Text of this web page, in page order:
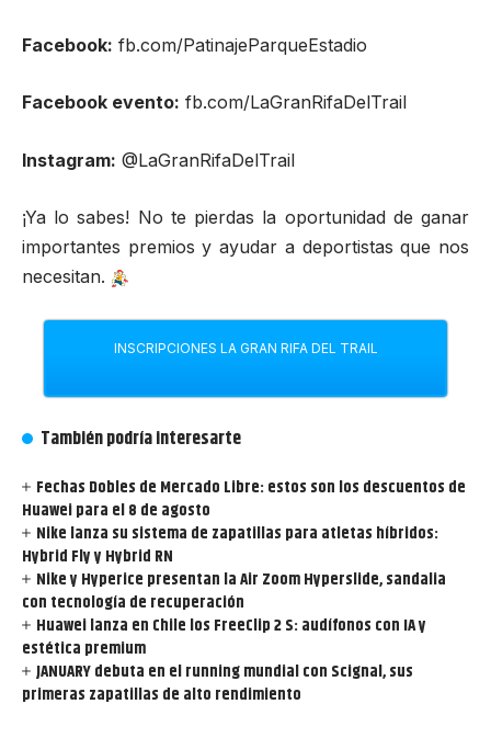
Facebook: fb.com/PatinajeParqueEstadio
Facebook evento: fb.com/LaGranRifaDelTrail
Instagram: @LaGranRifaDelTrail
¡Ya lo sabes! No te pierdas la oportunidad de ganar
importantes premios y ayudar a deportistas que nos
necesitan.
INSCRIPCIONES LA GRAN RIFA DEL TRAIL
También podría interesarte
Fechas Dobles de Mercado Libre: estos son los descuentos de
Huawei para el 8 de agosto
Nike lanza su sistema de zapatillas para atletas híbridos:
Hybrid Fly y Hybrid RN
Nike y Hyperice presentan la Air Zoom Hyperslide, sandalia
con tecnología de recuperación
Huawei lanza en Chile los FreeClip 2 S: audífonos con IA y
estética premium
JANUARY debuta en el running mundial con Scignal, sus
primeras zapatillas de alto rendimiento